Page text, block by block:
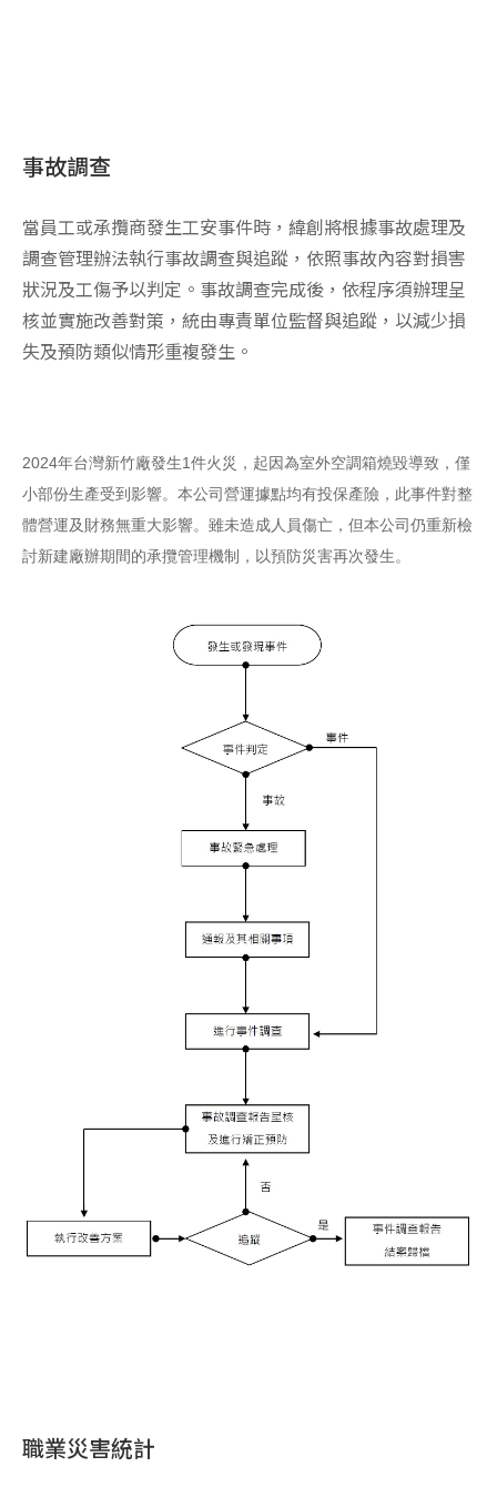
事故調查
當員工或承攬商發生工安事件時，緯創將根據事故處理及
調查管理辦法執行事故調查與追蹤，依照事故內容對損害
狀況及工傷予以判定。事故調查完成後，依程序須辦理呈
核並實施改善對策，統由專責單位監督與追蹤，以減少損
失及預防類似情形重複發生。
2024年台灣新竹廠發生1件火災，起因為室外空調箱燒毀導致，僅
小部份生產受到影響。本公司營運據點均有投保產險，此事件對整
體營運及財務無重大影響。雖未造成人員傷亡，但本公司仍重新檢
討新建廠辦期間的承攬管理機制，以預防災害再次發生。
職業災害統計